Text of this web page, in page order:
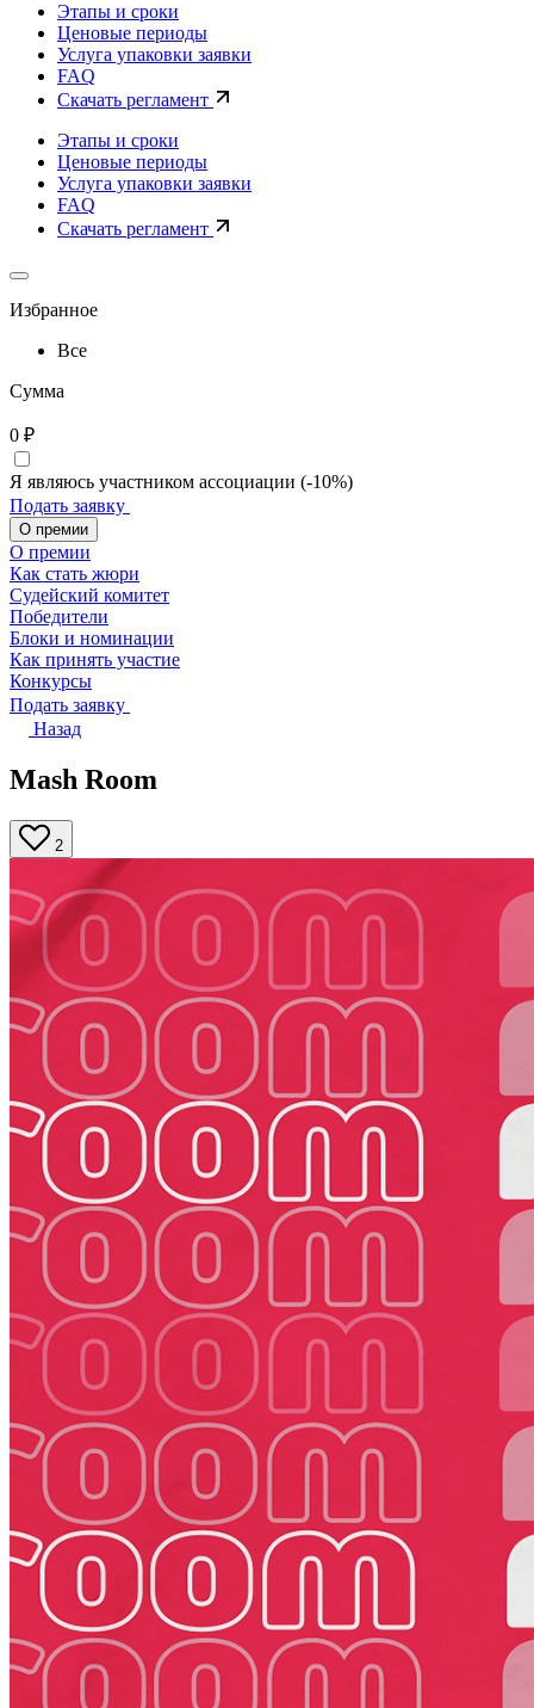
Этапы и сроки
Ценовые периоды
Услуга упаковки заявки
FAQ
Скачать регламент
Этапы и сроки
Ценовые периоды
Услуга упаковки заявки
FAQ
Скачать регламент
Избранное
Все
Сумма
0 ₽
Я являюсь участником ассоциации (-10%)
Подать заявку
О премии
О премии
Как стать жюри
Судейский комитет
Победители
Блоки и номинации
Как принять участие
Конкурсы
Подать заявку
Назад
Mash Room
2